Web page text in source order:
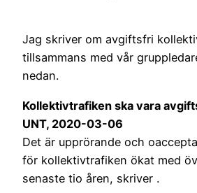
Jag skriver om avgiftsfri
tillsammans med vår
nedan.
Kollektivtrafiken ska vara
UNT, 2020-03-06
Det är upprörande och
för kollektivtrafiken ökat med
senaste tio åren, skriver .